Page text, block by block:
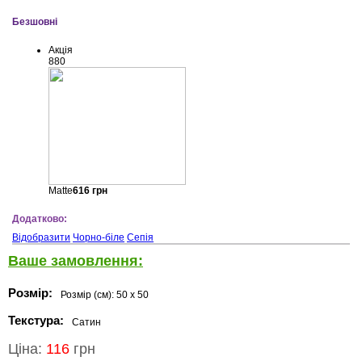
Безшовні
Акція
880
Matte616грн
Додатково:
Відобразити Чорно-біле Сепія
Ваше замовлення:
Розмір: Розмір (см): 50 x 50
Текстура: Сатин
Ціна: 116 грн